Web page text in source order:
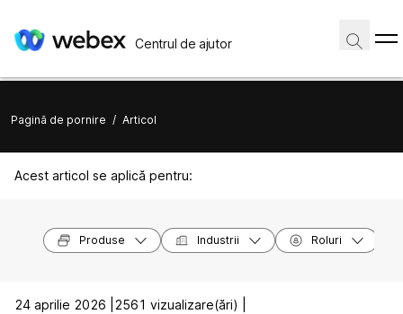
Centrul de ajutor
Pagină de pornire / Articol
Acest articol se aplică pentru:
Produse Industrii Roluri
24 aprilie 2026 |
2561 vizualizare(ări) |